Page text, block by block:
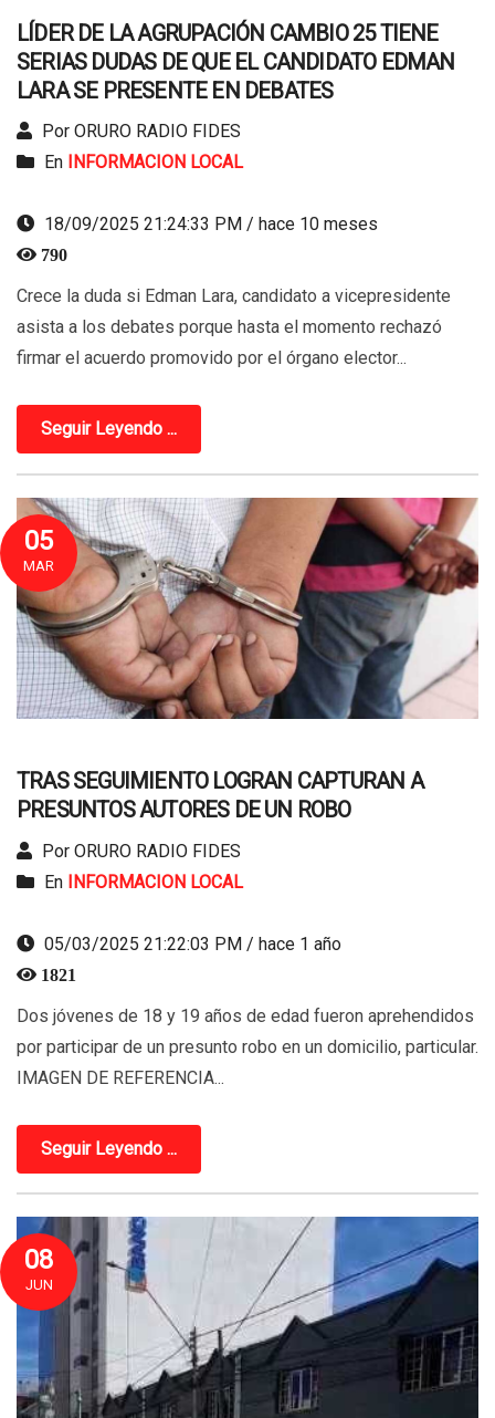
LÍDER DE LA AGRUPACIÓN CAMBIO 25 TIENE
SERIAS DUDAS DE QUE EL CANDIDATO EDMAN
LARA SE PRESENTE EN DEBATES
Por ORURO RADIO FIDES
En
INFORMACION LOCAL
18/09/2025 21:24:33 PM / hace 10 meses
790
Crece la duda si Edman Lara, candidato a vicepresidente
asista a los debates porque hasta el momento rechazó
firmar el acuerdo promovido por el órgano elector...
Seguir Leyendo ...
05
MAR
TRAS SEGUIMIENTO LOGRAN CAPTURAN A
PRESUNTOS AUTORES DE UN ROBO
Por ORURO RADIO FIDES
En INFORMACION LOCAL
05/03/2025 21:22:03 PM / hace 1 año
1821
Dos jóvenes de 18 y 19 años de edad fueron aprehendidos
por participar de un presunto robo en un domicilio, particular.
IMAGEN DE REFERENCIA...
Seguir Leyendo ...
08
JUN